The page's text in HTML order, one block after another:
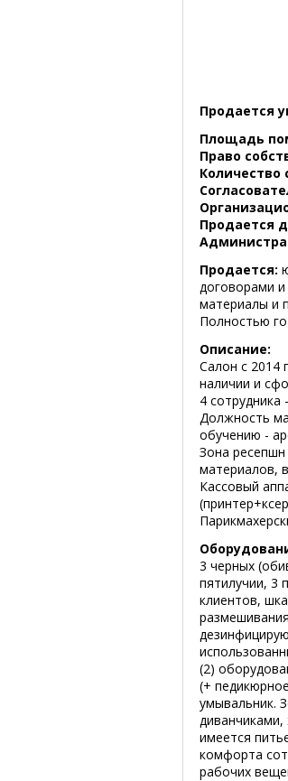
Продается
Площадь
Право
Количество
Продается
Продается:
договорами
материалы и
Полностью
Описание:
Салон с 2014
наличии и
4
Должность
обучению -
Зона
материалов,
Кассовый
3 черных
пятилучии, 3
клиентов,
(2)
(+
умывальник.
имеется
комфорта
рабочих